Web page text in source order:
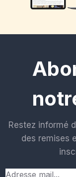
Restez informé
des remises